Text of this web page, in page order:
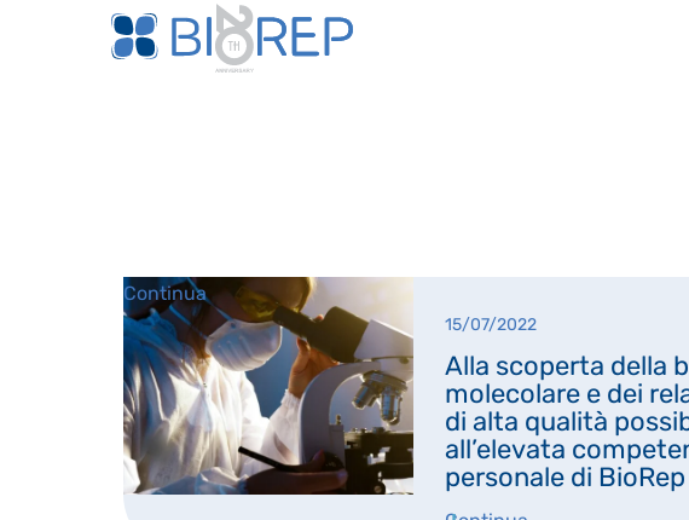
Continua
15/07/2022
Alla scoperta della
molecolare e dei
di alta qualità
all’elevata
personale di BioRep